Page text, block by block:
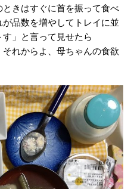
きはすぐに首を振って食べ
品数を増やしてトレイに並
」と言って見せたら
それからよ、母ちゃんの食欲